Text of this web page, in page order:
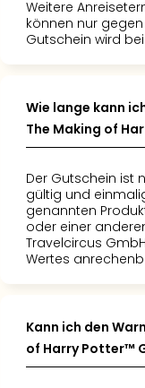
Weitere
können nur
Gutschein wird
Wie lange kann
The Making of
Der Gutschein ist
gültig und
genannten
oder einer
Travelcircus
Wertes
Kann ich den
of Harry Potter™